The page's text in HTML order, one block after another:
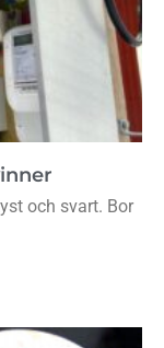
och svart. Bor